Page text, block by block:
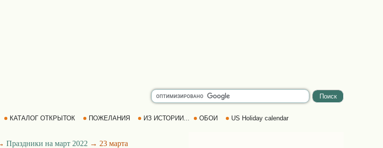
КАТАЛОГ ОТКРЫТОК ПОЖЕЛАНИЯ ИЗ ИСТОРИИ... ОБОИ US Holiday calendar
Праздники на март 2022 → 23 марта